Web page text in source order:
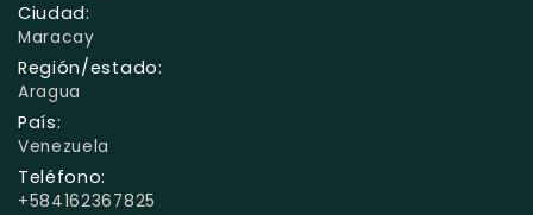
Ciudad:
Maracay
Región/estado:
Aragua
País:
Venezuela
Teléfono:
+584162367825